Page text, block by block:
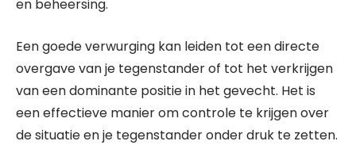
en beheersing.
Een goede verwurging kan leiden tot een directe
overgave van je tegenstander of tot het verkrijgen
van een dominante positie in het gevecht. Het is
een effectieve manier om controle te krijgen over
de situatie en je tegenstander onder druk te zetten.